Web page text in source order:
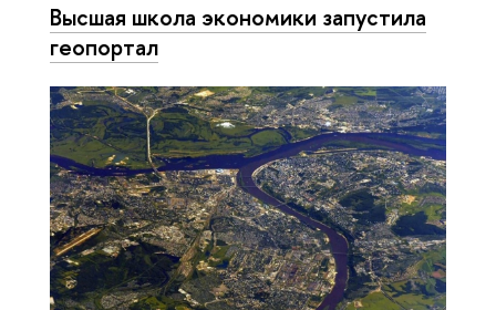
Высшая школа экономики запустила
геопортал